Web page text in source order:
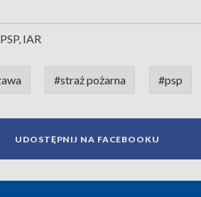
PSP, IAR
#straż pożarna #psp
UDOSTĘPNIJ NA FACEBOOKU